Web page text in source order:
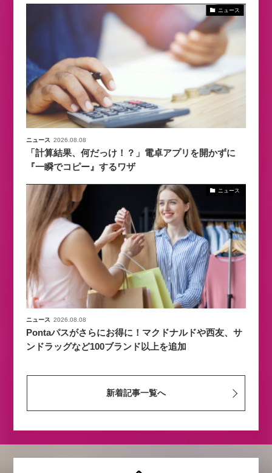
ニュース
ニュース 2026.08.08
「計算結果、何だっけ！？」電卓アプリを開かずに
『一瞬でコピー』するワザ
ニュース
ニュース 2026.08.08
Pontaパスがさらにお得に！マクドナルドや西友、サ
ンドラッグなど100ブランド以上を追加
新着記事一覧へ